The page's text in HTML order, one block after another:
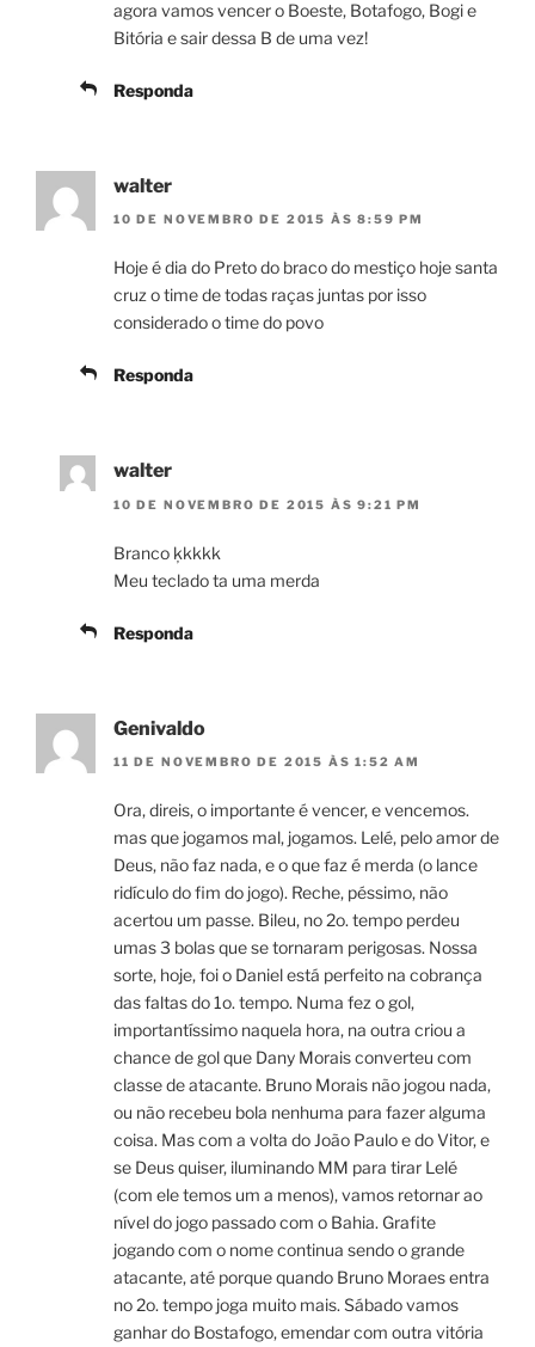
agora vamos vencer o Boeste, Botafogo, Bogi e
Bitória e sair dessa B de uma vez!
Responda
walter
10 DE NOVEMBRO DE 2015 ÀS 8:59 PM
Hoje é dia do Preto do braco do mestiço hoje santa
cruz o time de todas raças juntas por isso
considerado o time do povo
Responda
walter
10 DE NOVEMBRO DE 2015 ÀS 9:21 PM
Branco ķkkkk
Meu teclado ta uma merda
Responda
Genivaldo
11 DE NOVEMBRO DE 2015 ÀS 1:52 AM
Ora, direis, o importante é vencer, e vencemos.
mas que jogamos mal, jogamos. Lelé, pelo amor de
Deus, não faz nada, e o que faz é merda (o lance
ridículo do fim do jogo). Reche, péssimo, não
acertou um passe. Bileu, no 2o. tempo perdeu
umas 3 bolas que se tornaram perigosas. Nossa
sorte, hoje, foi o Daniel está perfeito na cobrança
das faltas do 1o. tempo. Numa fez o gol,
importantíssimo naquela hora, na outra criou a
chance de gol que Dany Morais converteu com
classe de atacante. Bruno Morais não jogou nada,
ou não recebeu bola nenhuma para fazer alguma
coisa. Mas com a volta do João Paulo e do Vitor, e
se Deus quiser, iluminando MM para tirar Lelé
(com ele temos um a menos), vamos retornar ao
nível do jogo passado com o Bahia. Grafite
jogando com o nome continua sendo o grande
atacante, até porque quando Bruno Moraes entra
no 2o. tempo joga muito mais. Sábado vamos
ganhar do Bostafogo, emendar com outra vitória